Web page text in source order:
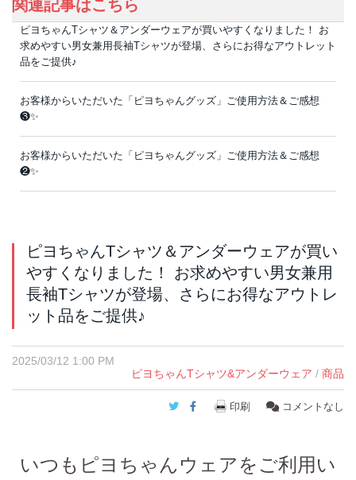
関連記事はこちら
ピヨちゃんTシャツ＆アンダーウェアが買いやすくなりました！ お
求めやすい男女兼用長袖Tシャツが登場、さらにお得なアウトレット
品をご提供♪
お客様からいただいた「ピヨちゃんグッズ」ご使用方法＆ご感想
❸✨
お客様からいただいた「ピヨちゃんグッズ」ご使用方法＆ご感想
❷✨
ピヨちゃんTシャツ＆アンダーウェアが買い
やすくなりました！ お求めやすい男女兼用
長袖Tシャツが登場、さらにお得なアウトレ
ット品をご提供♪
2025/03/12 1:00 PM
ピヨちゃんTシャツ&アンダーウェア / 商品
Twitter
Facebook
印刷 コメントなし
いつもピヨちゃんウェアをご利用い